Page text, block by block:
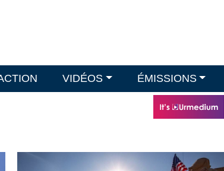
VIDÉOS ÉMISSIONS